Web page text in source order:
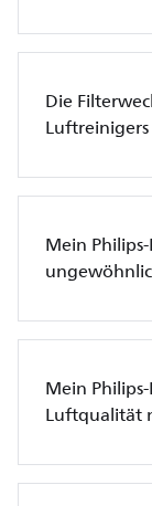
Die
Mein
Mein
Luftqualität